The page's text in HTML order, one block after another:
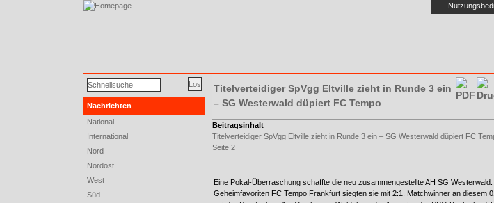
Nachrichten
National
International
Nord
Nordost
West
Süd
Titelverteidiger SpVgg Eltville zieht in Runde 3 ein
– SG Westerwald düpiert FC Tempo
Beitragsinhalt
Titelverteidiger SpVgg Eltville zieht in Runde 3 ein – SG Westerwald düpiert FC
Seite 2
Seite
2
2
Eine Pokal-Überraschung schaffte die neu zusammengestellte AH SG Westerwald.
Geheimfavoriten FC Tempo Frankfurt siegten sie mit 2:1. Matchwinner an diesem